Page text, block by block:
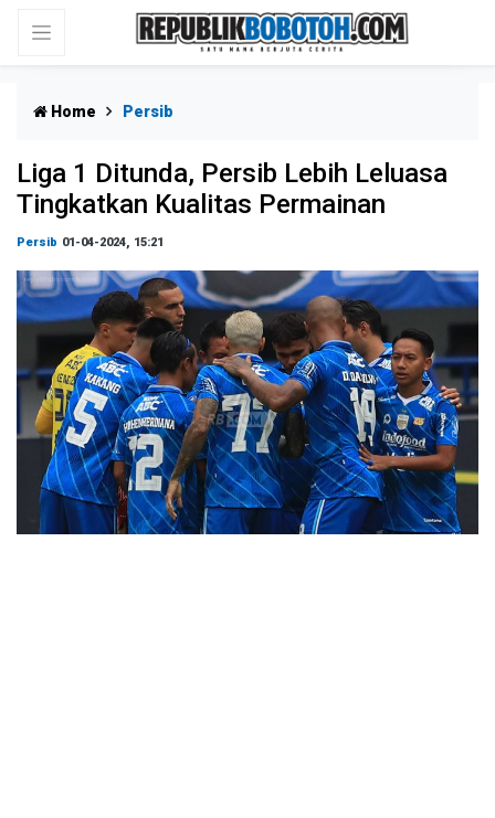
Home Persib
Liga 1 Ditunda, Persib Lebih Leluasa
Tingkatkan Kualitas Permainan
Persib 01-04-2024, 15:21